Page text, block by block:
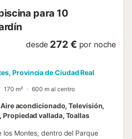
para 10
desde 272 € por noche
Provincia de Ciudad Real
170 m² 600 m al centro
acondicionado, Televisión,
Propiedad vallada, Toallas
los Montes, dentro del Parque